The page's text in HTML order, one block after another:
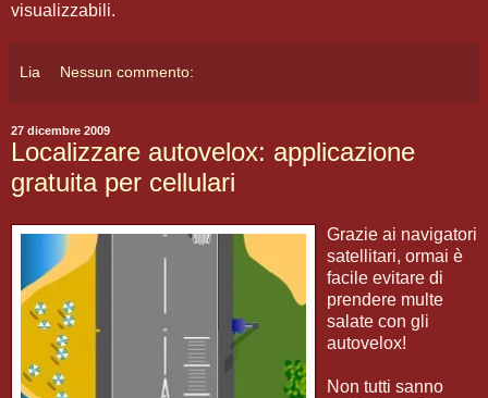
visualizzabili.
Lia Nessun commento:
27 dicembre 2009
Localizzare autovelox: applicazione
gratuita per cellulari
Grazie ai navigatori
satellitari, ormai è
facile evitare di
prendere multe
salate con gli
autovelox!
Non tutti sanno